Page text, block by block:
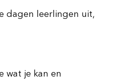
dagen leerlingen uit,
wat je kan en